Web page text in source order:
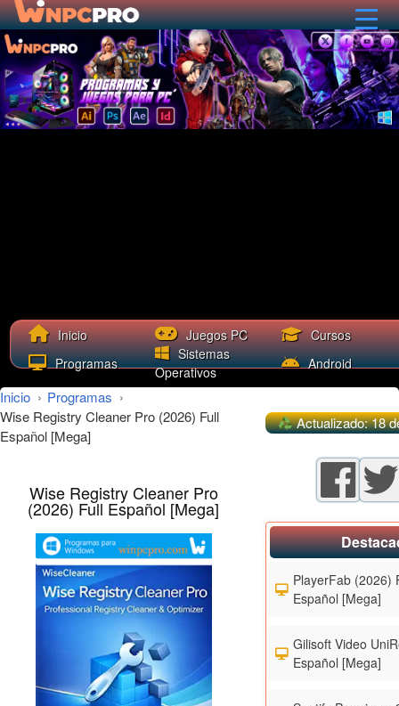
Inicio Juegos PC
Cursos
Programas
Sistemas
Operativos
Android
Inicio › Programas ›
Wise Registry Cleaner Pro (2026) Full
Español [Mega]
Wise Registry Cleaner Pro
(2026) Full Español [Mega]
Actualizado: 18
PlayerFab (2026)
Español [Mega]
Gilisoft Video
Español [Mega]